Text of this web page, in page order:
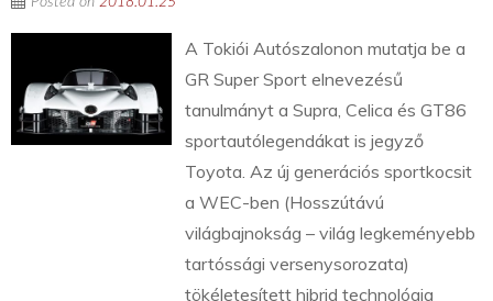
A Tokiói Autószalonon mutatja be a
GR Super Sport elnevezésű
tanulmányt a Supra, Celica és GT86
sportautólegendákat is jegyző
Toyota. Az új generációs sportkocsit
a WEC-ben (Hosszútávú
világbajnokság – világ legkeményebb
tartóssági versenysorozata)
tökéletesített hibrid technológia